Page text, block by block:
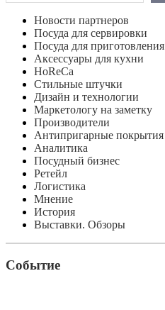
Новости партнеров
Посуда для сервировки
Посуда для приготовления
Аксессуары для кухни
HoReCa
Стильные штучки
Дизайн и технологии
Маркетологу на заметку
Производители
Антипригарные покрытия
Аналитика
Посудный бизнес
Ретейл
Логистика
Мнение
История
Выставки. Обзоры
Событие